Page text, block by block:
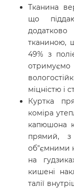
Тканина
що
тканиною,
49% з
міцністю і
Куртка
коміра
капюшона
прямий,
об"ємними
на
кишені
талії